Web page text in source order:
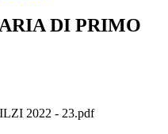
DI PRIMO
2022 - 23.pdf